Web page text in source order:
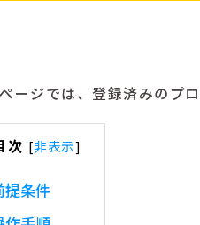
ージでは、登録済みのプ
次 [非表示]
提条件